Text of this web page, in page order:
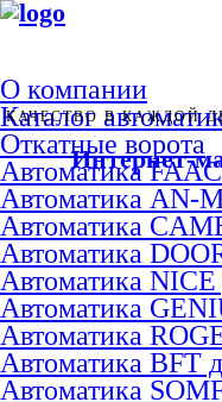
Интернет-
КАЧЕСТВО В КАЖДОЙ
О компании
Каталог
Откатные ворота
Автоматика
Автоматика AN-
Автоматика
Автоматика
Автоматика NICE
Автоматика
Автоматика
Автоматика BFT
Автоматика